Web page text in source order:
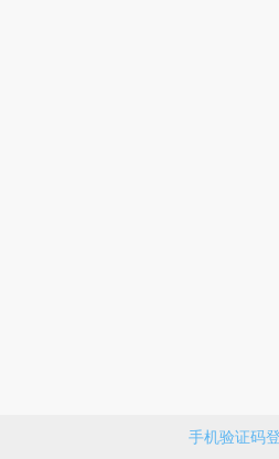
手机验证码